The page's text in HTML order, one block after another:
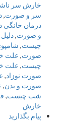
خارش سر
سر و صورت,
درمان
و صورت,
چیست,
صورت, علت
چیست, علت
صورت نوزاد,
صورت و بدن,
شب چیست,
خارش
پیام بگذارید